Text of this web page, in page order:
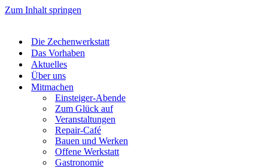
Zum Inhalt springen
Die Zechenwerkstatt
Das Vorhaben
Aktuelles
Über uns
Mitmachen
Einsteiger-Abende
Zum Glück auf
Veranstaltungen
Repair-Café
Bauen und Werken
Offene Werkstatt
Gastronomie